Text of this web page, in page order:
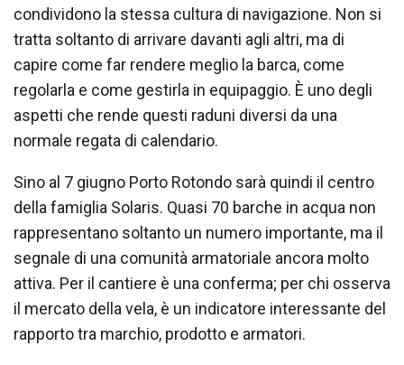
condividono la stessa cultura di navigazione. Non si
tratta soltanto di arrivare davanti agli altri, ma di
capire come far rendere meglio la barca, come
regolarla e come gestirla in equipaggio. È uno degli
aspetti che rende questi raduni diversi da una
normale regata di calendario.
Sino al 7 giugno Porto Rotondo sarà quindi il centro
della famiglia Solaris. Quasi 70 barche in acqua non
rappresentano soltanto un numero importante, ma il
segnale di una comunità armatoriale ancora molto
attiva. Per il cantiere è una conferma; per chi osserva
il mercato della vela, è un indicatore interessante del
rapporto tra marchio, prodotto e armatori.